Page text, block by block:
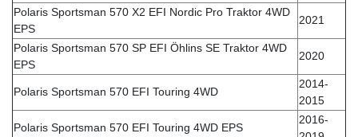
Polaris Sportsman 570 X2 EFI Nordic Pro Traktor 4WD
EPS
2021
Polaris Sportsman 570 SP EFI Öhlins SE Traktor 4WD
EPS
2020
Polaris Sportsman 570 EFI Touring 4WD
2014-
2015
Polaris Sportsman 570 EFI Touring 4WD EPS
2016-